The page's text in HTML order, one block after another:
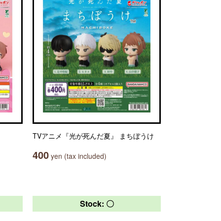
TVアニメ『光が死んだ夏』 まちぼうけ
400 yen (tax included)
Stock: 〇